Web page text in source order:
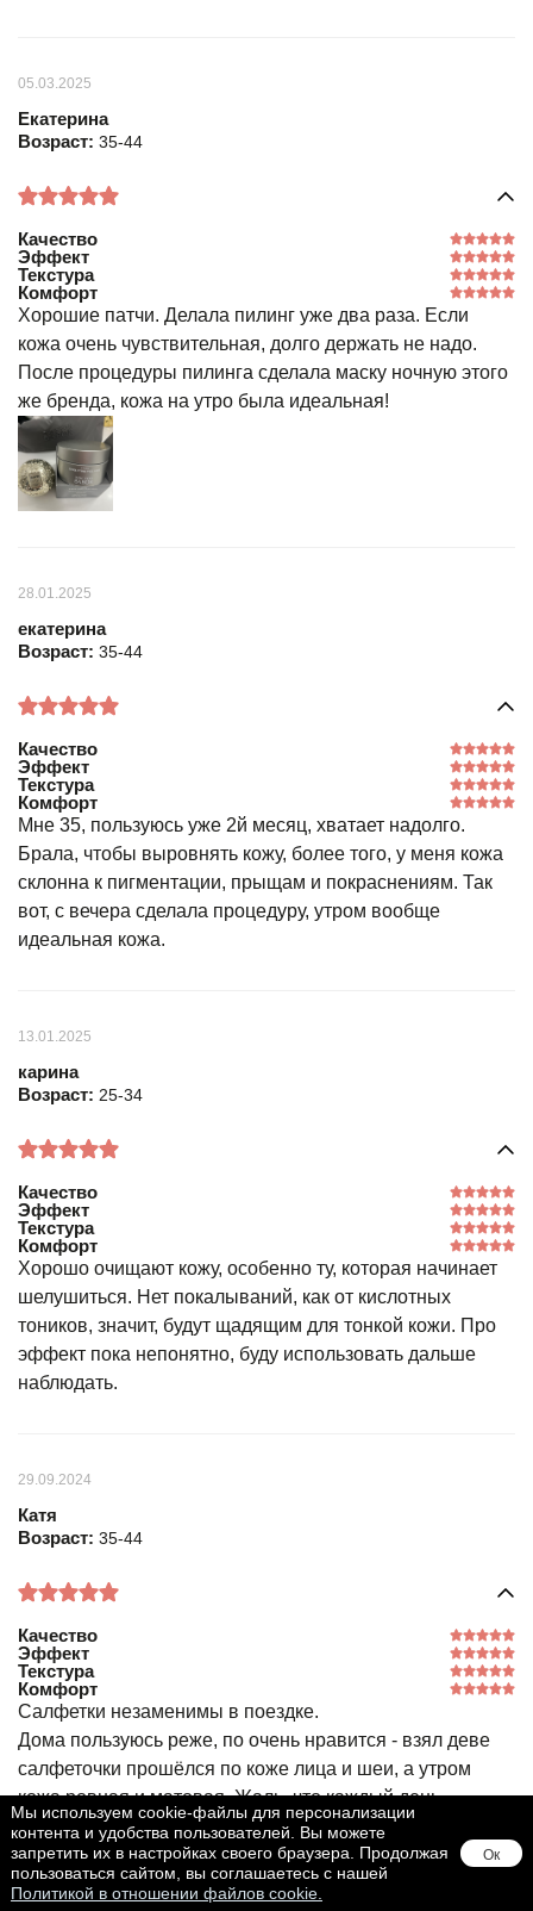
05.03.2025
Екатерина
Возраст: 35-44
Качество
Эффект
Текстура
Комфорт
Хорошие патчи. Делала пилинг уже два раза. Если
кожа очень чувствительная, долго держать не надо.
После процедуры пилинга сделала маску ночную этого
же бренда, кожа на утро была идеальная!
28.01.2025
екатерина
Возраст: 35-44
Качество
Эффект
Текстура
Комфорт
Мне 35, пользуюсь уже 2й месяц, хватает надолго.
Брала, чтобы выровнять кожу, более того, у меня кожа
склонна к пигментации, прыщам и покраснениям. Так
вот, с вечера сделала процедуру, утром вообще
идеальная кожа.
13.01.2025
карина
Возраст: 25-34
Качество
Эффект
Текстура
Комфорт
Хорошо очищают кожу, особенно ту, которая начинает
шелушиться. Нет покалываний, как от кислотных
тоников, значит, будут щадящим для тонкой кожи. Про
эффект пока непонятно, буду использовать дальше
наблюдать.
29.09.2024
Катя
Возраст: 35-44
Качество
Эффект
Текстура
Комфорт
Салфетки незаменимы в поездке.
Дома пользуюсь реже, по очень нравится - взял деве
салфеточки прошёлся по коже лица и шеи, а утром
кожа ровная и матовая. Жаль, что каждый день
пользоваться нельзя. Рекомендую!
Мы используем cookie-файлы для персонализации
контента и удобства пользователей. Вы можете
запретить их в настройках своего браузера. Продолжая
пользоваться сайтом, вы соглашаетесь с нашей
Политикой в отношении файлов cookie.
Ок